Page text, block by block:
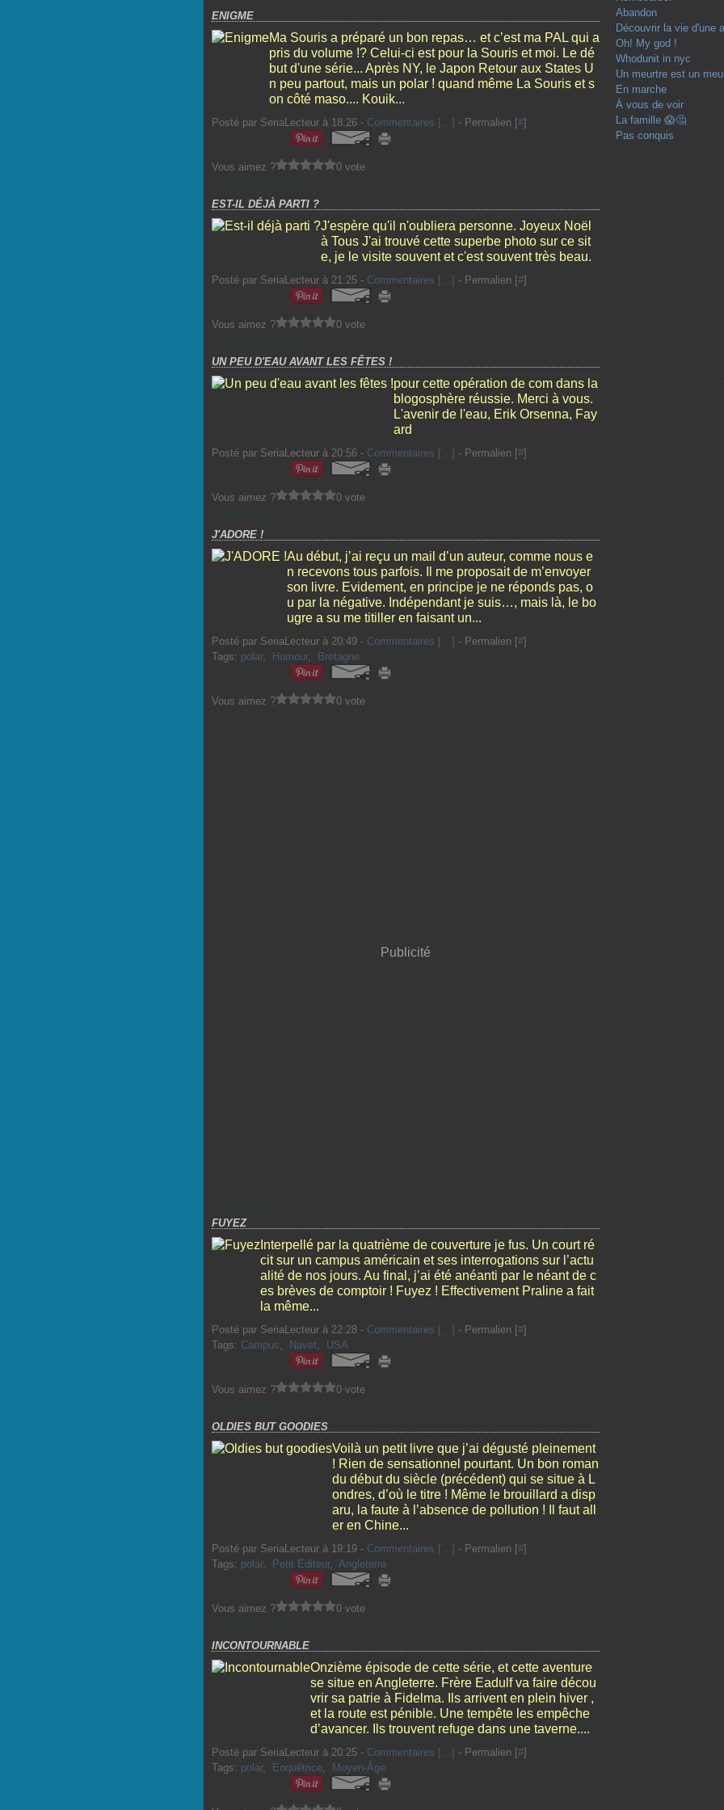
ENIGME
Ma Souris a préparé un bon repas… et c’est ma PAL qui a
pris du volume !? Celui-ci est pour la Souris et moi. Le dé
but d'une série... Après NY, le Japon Retour aux States U
n peu partout, mais un polar ! quand même La Souris et s
on côté maso.... Kouik...
Posté par SeriaLecteur à 18:26 - Commentaires […] - Permalien [#]
Vous aimez ? 0 vote
EST-IL DÉJÀ PARTI ?
J'espère qu'il n'oubliera personne. Joyeux Noël
à Tous J'ai trouvé cette superbe photo sur ce sit
e, je le visite souvent et c'est souvent très beau.
Posté par SeriaLecteur à 21:25 - Commentaires […] - Permalien [#]
Vous aimez ? 0 vote
UN PEU D'EAU AVANT LES FÊTES !
pour cette opération de com dans la
blogosphère réussie. Merci à vous.
L'avenir de l'eau, Erik Orsenna, Fay
ard
Posté par SeriaLecteur à 20:56 - Commentaires […] - Permalien [#]
Vous aimez ? 0 vote
J'ADORE !
Au début, j’ai reçu un mail d’un auteur, comme nous e
n recevons tous parfois. Il me proposait de m’envoyer
son livre. Evidement, en principe je ne réponds pas, o
u par la négative. Indépendant je suis…, mais là, le bo
ugre a su me titiller en faisant un...
Posté par SeriaLecteur à 20:49 - Commentaires […] - Permalien [#]
Tags: polar, Humour, Bretagne
Vous aimez ? 0 vote
Publicité
FUYEZ
Interpellé par la quatrième de couverture je fus. Un court ré
cit sur un campus américain et ses interrogations sur l’actu
alité de nos jours. Au final, j’ai été anéanti par le néant de c
es brèves de comptoir ! Fuyez ! Effectivement Praline a fait
la même...
Posté par SeriaLecteur à 22:28 - Commentaires […] - Permalien [#]
Tags: Campus, Navet, USA
Vous aimez ? 0 vote
OLDIES BUT GOODIES
Voilà un petit livre que j’ai dégusté pleinement
! Rien de sensationnel pourtant. Un bon roman
du début du siècle (précédent) qui se situe à L
ondres, d’où le titre ! Même le brouillard a disp
aru, la faute à l’absence de pollution ! Il faut all
er en Chine...
Posté par SeriaLecteur à 19:19 - Commentaires […] - Permalien [#]
Tags: polar, Petit Editeur, Angleterre
Vous aimez ? 0 vote
INCONTOURNABLE
Onzième épisode de cette série, et cette aventure
se situe en Angleterre. Frère Eadulf va faire décou
vrir sa patrie à Fidelma. Ils arrivent en plein hiver ,
et la route est pénible. Une tempête les empêche
d’avancer. Ils trouvent refuge dans une taverne....
Posté par SeriaLecteur à 20:25 - Commentaires […] - Permalien [#]
Tags: polar, Enquêtrice, Moyen-Âge
Abandon
Découvrir la vie d'une
Oh! My god !
Whodunit in nyc
Un meurtre est un
En marche
À vous de voir
La famille 😱🤔
Pas conquis